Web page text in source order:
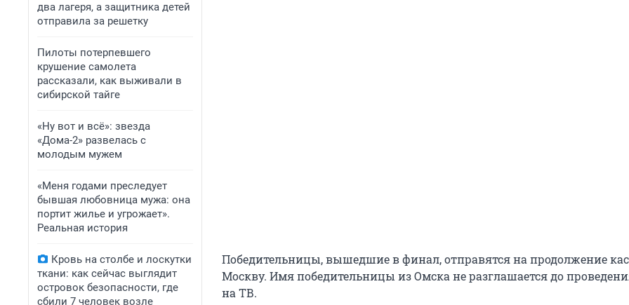
два лагеря, а защитника детей
отправила за решетку
Пилоты потерпевшего
крушение самолета
рассказали, как выживали в
сибирской тайге
«Ну вот и всё»: звезда
«Дома-2» развелась с
молодым мужем
«Меня годами преследует
бывшая любовница мужа: она
портит жилье и угрожает».
Реальная история
Кровь на столбе и лоскутки
ткани: как сейчас выглядит
островок безопасности, где
сбили 7 человек возле
Победительницы, вышедшие в финал, отправятся на продолжение
Москву. Имя победительницы из Омска не разглашается до
на ТВ.